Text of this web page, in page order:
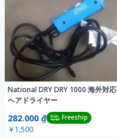
National DRY DRY 1000 海外対応
ヘアドライヤー
282.000 ₫ Freeship
￥1,500